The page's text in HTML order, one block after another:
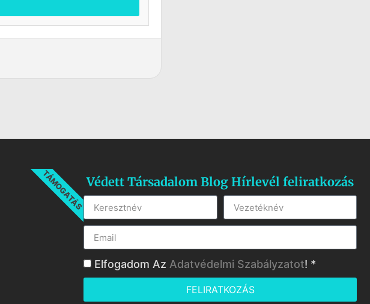
TÁMOGATÁSVédett Társadalom Blog Hírlevél feliratkozás
Elfogadom Az Adatvédelmi Szabályzatot! *
FELIRATKOZÁS